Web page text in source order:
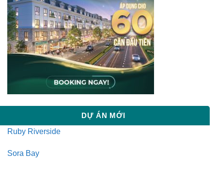
DỰ ÁN MỚI
Ruby Riverside
Sora Bay